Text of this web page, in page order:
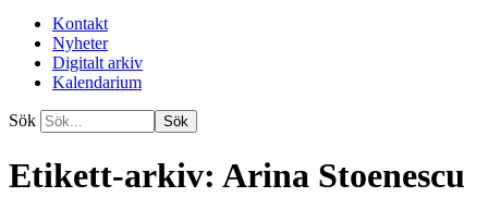
Kontakt
Nyheter
Digitalt arkiv
Kalendarium
Sök
Etikett-arkiv: Arina Stoenescu